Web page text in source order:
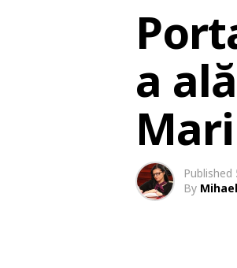
a
Published
By